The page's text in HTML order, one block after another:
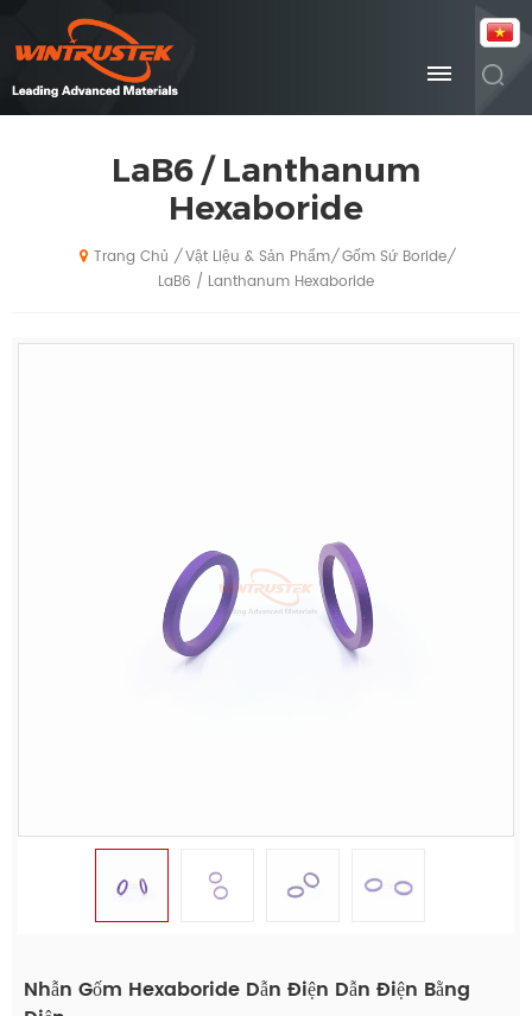
LaB6 / Lanthanum
Hexaboride
Trang Chủ / Vật Liệu & Sản Phẩm/ Gốm Sứ Boride/
LaB6 / Lanthanum Hexaboride
Nhẫn Gốm Hexaboride Dẫn Điện Dẫn Điện Bằng